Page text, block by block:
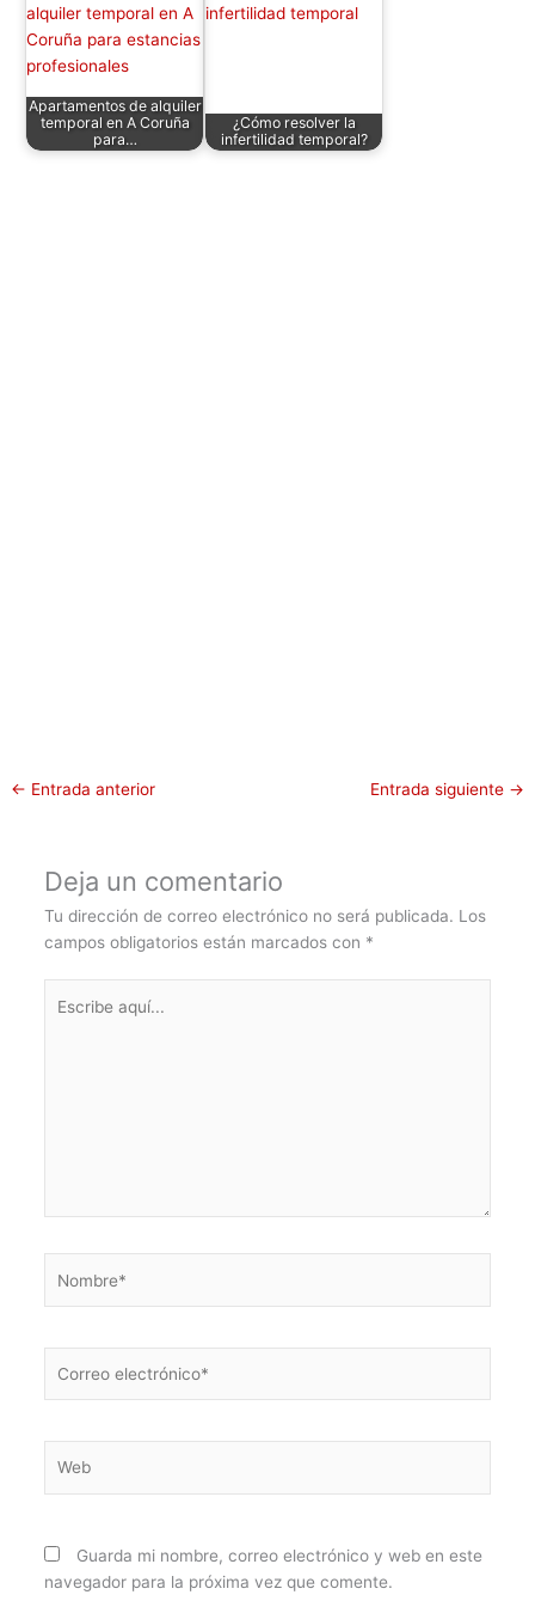
Apartamentos de alquiler
temporal en A Coruña
para…
¿Cómo resolver la
infertilidad temporal?
← Entrada anterior Entrada siguiente →
Deja un comentario
Tu dirección de correo electrónico no será publicada. Los
campos obligatorios están marcados con *
aquí...
electrónico*
Guarda mi nombre, correo electrónico y web en este
navegador para la próxima vez que comente.